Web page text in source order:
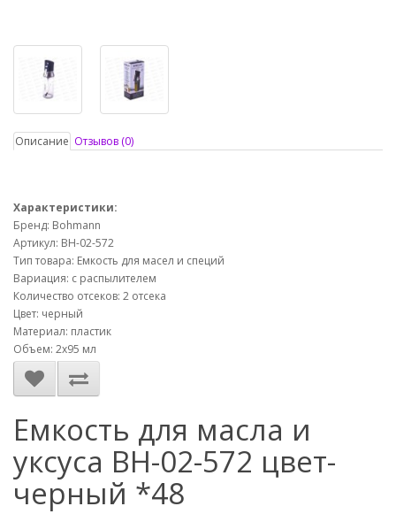
Описание Отзывов (0)
Характеристики:
Бренд: Bohmann
Артикул: ВН-02-572
Тип товара: Емкость для масел и специй
Вариация: с распылителем
Количество отсеков: 2 отсека
Цвет: черный
Материал: пластик
Объем: 2х95 мл
Емкость для масла и
уксуса ВН-02-572 цвет-
черный *48